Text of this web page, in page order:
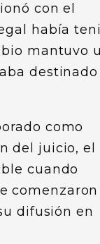
con el
había
mantuvo
como
del juicio, el
cuando
difusión en